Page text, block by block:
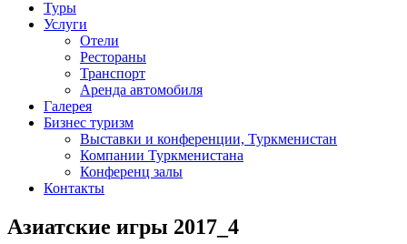
Туры
Услуги
Отели
Рестораны
Транспорт
Аренда автомобиля
Галерея
Бизнес туризм
Выставки и конференции, Туркменистан
Компании Туркменистана
Конференц залы
Контакты
Азиатские игры 2017_4